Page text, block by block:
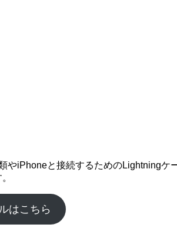
iPhoneと接続するためのLightningケ
はこちら